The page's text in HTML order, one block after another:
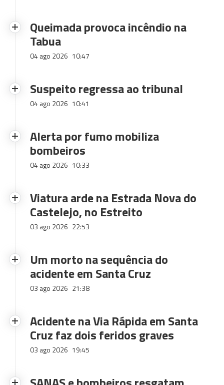
Queimada provoca incêndio na
Tabua
04 ago 2026 10:47
Suspeito regressa ao tribunal
04 ago 2026 10:41
Alerta por fumo mobiliza
bombeiros
04 ago 2026 10:33
Viatura arde na Estrada Nova do
Castelejo, no Estreito
03 ago 2026 22:53
Um morto na sequência do
acidente em Santa Cruz
03 ago 2026 21:38
Acidente na Via Rápida em Santa
Cruz faz dois feridos graves
03 ago 2026 19:45